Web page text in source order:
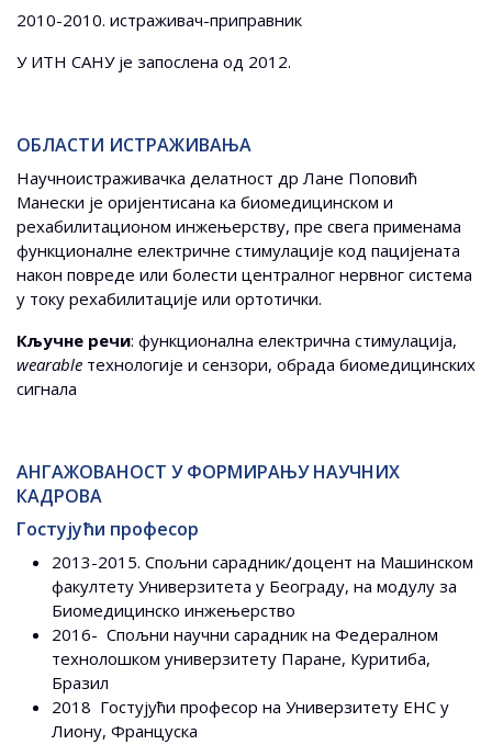
2010-2010. истраживач-приправник
У ИТН САНУ је запослена од 2012.
ОБЛАСТИ ИСТРАЖИВАЊА
Научноистраживачка делатност др Лане Поповић
Манески је оријентисана ка биомедицинском и
рехабилитационом инжењерству, пре свега применама
функционалне електричне стимулације код пацијената
након повреде или болести централног нервног система
у току рехабилитације или ортотички.
Кључне речи: функционална електрична стимулација,
wearable технологије и сензори, обрада биомедицинских
сигнала
АНГАЖОВАНОСТ У ФОРМИРАЊУ НАУЧНИХ
КАДРОВА
Гостујући професор
2013-2015. Спољни сарадник/доцент на Машинском
факултету Универзитета у Београду, на модулу за
Биомедицинско инжењерство
2016- Спољни научни сарадник на Федералном
технолошком универзитету Паране, Куритиба,
Бразил
2018 Гостујући професор на Универзитету ЕНС у
Лиону, Француска